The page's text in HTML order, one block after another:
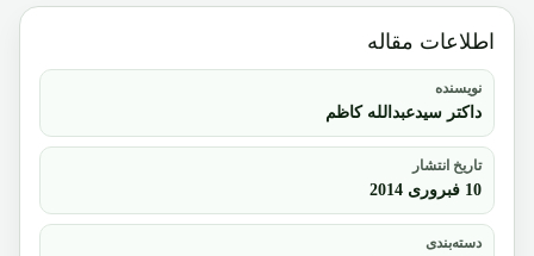
اطلاعات مقاله
نویسنده
داکتر سیدعبدالله کاظم
تاریخ انتشار
10 فبروری 2014
دسته‌بندی